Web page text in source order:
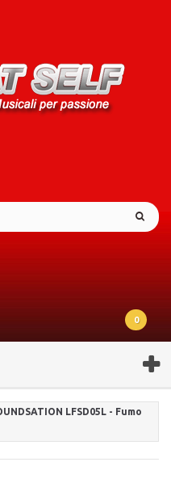
0
LFSD05L - Fumo